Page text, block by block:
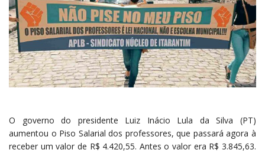
O governo do presidente Luiz Inácio Lula da Silva (PT)
aumentou o Piso Salarial dos professores, que passará agora à
receber um valor de R$ 4.420,55. Antes o valor era R$ 3.845,63.